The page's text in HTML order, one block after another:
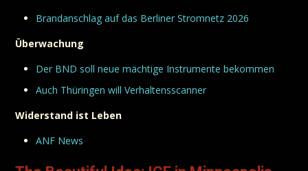
Brandanschlag auf das Berliner Stromnetz 2026
Überwachung
Der BND soll neue mächtige Instrumente bekommen
Auch Thüringen will Verhaltensscanner
Widerstand ist Leben
ANF News